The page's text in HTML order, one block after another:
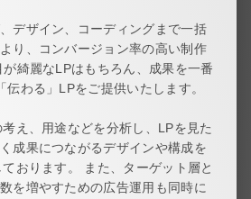
デザイン、コーディングまで一括
り、コンバージョン率の高い制作
綺麗なLPはもちろん、成果を一番
伝わる」LPをご提供いたします。
え、用途などを分析し、LPを見た
成果につながるデザインや構成を
おります。 また、ターゲット層と
を増やすための広告運用も同時に